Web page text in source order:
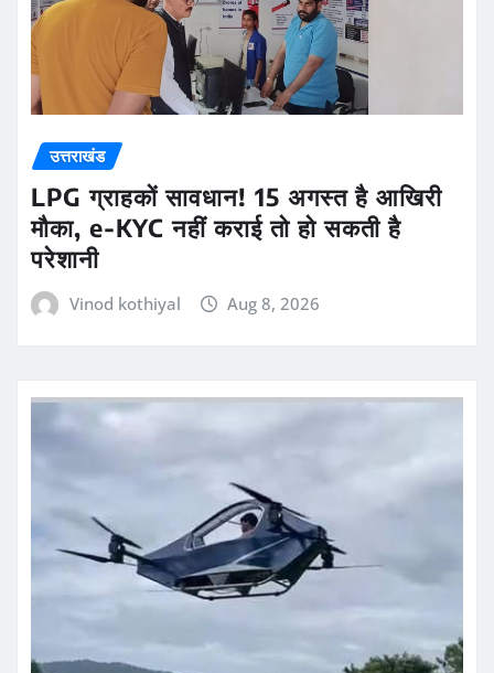
उत्तराखंड
LPG ग्राहकों सावधान! 15 अगस्त है आखिरी
मौका, e-KYC नहीं कराई तो हो सकती है
परेशानी
Vinod kothiyal Aug 8, 2026